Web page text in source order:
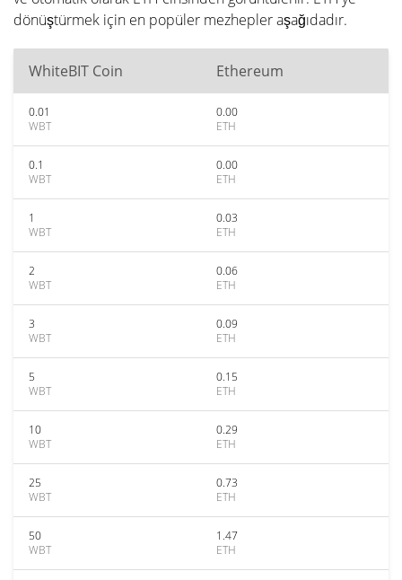
dönüştürmek için en popüler mezhepler aşağıdadır.
WhiteBIT Coin Ethereum
0.01
WBT
0.00
ETH
0.1
WBT
0.00
ETH
1
WBT
0.03
ETH
2
WBT
0.06
ETH
3
WBT
0.09
ETH
5
WBT
0.15
ETH
10
WBT
0.29
ETH
25
WBT
0.73
ETH
50
WBT
1.47
ETH